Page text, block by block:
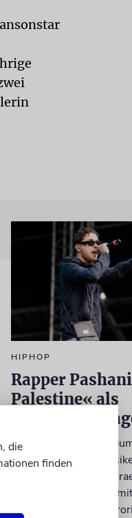
HIPHOP
Rapper
Palestine« als
Auf seinem neuen
rappt der Berliner
wiederholt über den
Konflikt – Kokettieren
palästinensischen
die
finden